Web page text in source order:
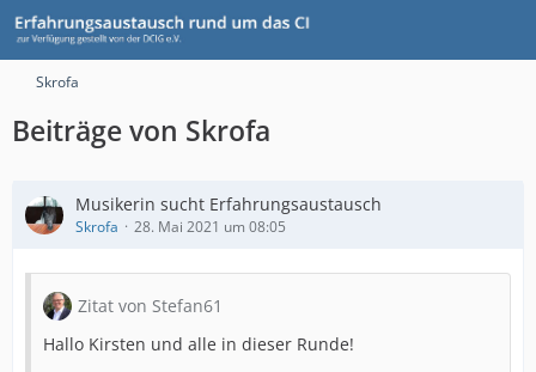
Skrofa
Beiträge von Skrofa
Musikerin sucht Erfahrungsaustausch
Skrofa 28. Mai 2021 um 08:05
Zitat von Stefan61
Hallo Kirsten und alle in dieser Runde!